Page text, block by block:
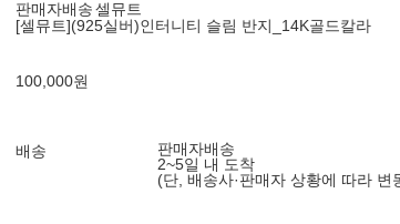
판매자배송셀뮤트
[셀뮤트](925실버)인터니티 슬림 반지_14K골드칼라
100,000원
배송
판매자배송
2~5일 내 도착
(단, 배송사·판매자 상황에 따라 변